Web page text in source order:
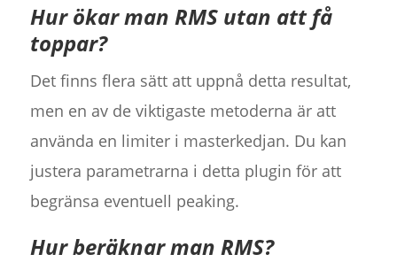
Hur ökar man RMS utan att få
toppar?
Det finns flera sätt att uppnå detta resultat,
men en av de viktigaste metoderna är att
använda en limiter i masterkedjan. Du kan
justera parametrarna i detta plugin för att
begränsa eventuell peaking.
Hur beräknar man RMS?